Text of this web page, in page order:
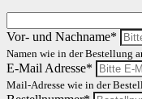
Vor- und Nachname*
Namen wie in der Bestellung
E-Mail Adresse*
Mail-Adresse wie in der